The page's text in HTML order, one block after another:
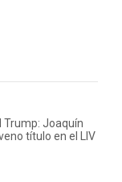
Trump: Joaquín
título en el LIV